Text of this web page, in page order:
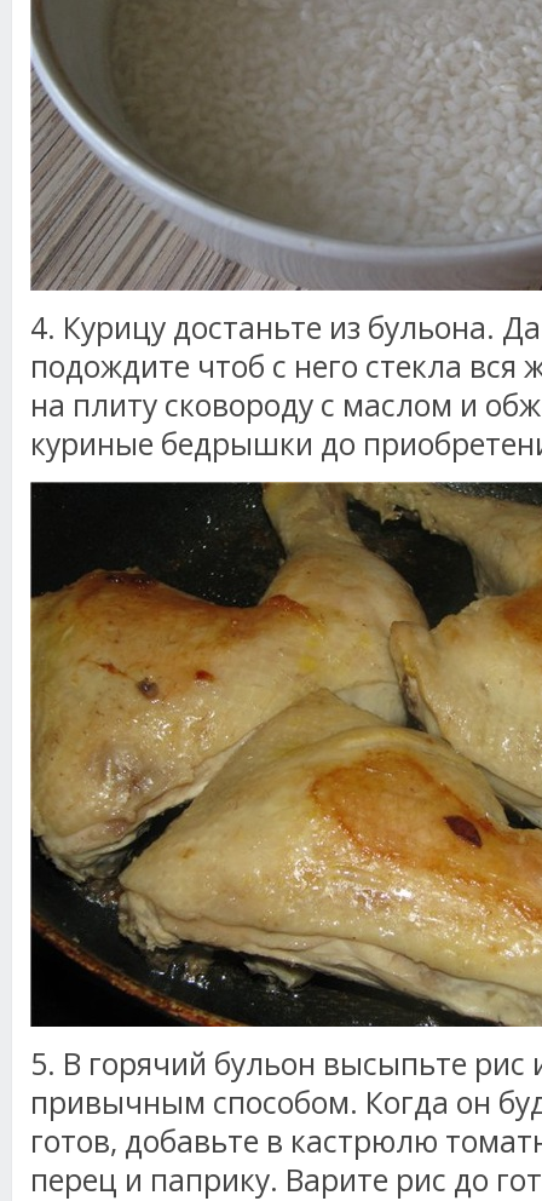
4. Курицу достаньте из бульона.
подождите чтоб с него стекла вся
на плиту сковороду с маслом и
куриные бедрышки до
5. В горячий бульон высыпьте рис
привычным способом. Когда он
готов, добавьте в кастрюлю
перец и паприку. Варите рис до